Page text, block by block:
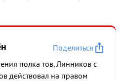
Поделиться
полка тов. Линников с
действовал на правом